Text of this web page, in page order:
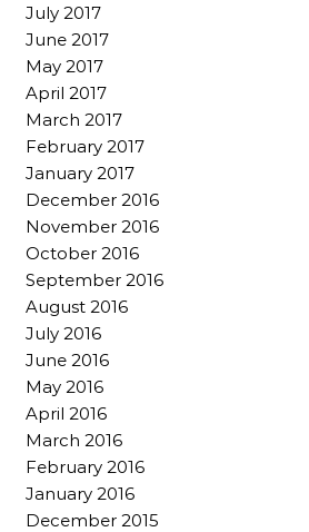
July 2017
June 2017
May 2017
April 2017
March 2017
February 2017
January 2017
December 2016
November 2016
October 2016
September 2016
August 2016
July 2016
June 2016
May 2016
April 2016
March 2016
February 2016
January 2016
December 2015